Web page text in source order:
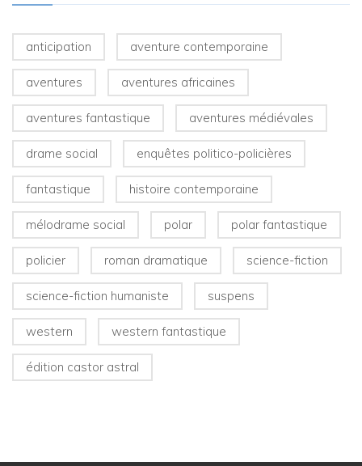
anticipation aventure contemporaine
aventures aventures africaines
aventures fantastique aventures médiévales
drame social enquêtes politico-policières
fantastique histoire contemporaine
mélodrame social polar polar fantastique
policier roman dramatique science-fiction
science-fiction humaniste suspens
western western fantastique
édition castor astral